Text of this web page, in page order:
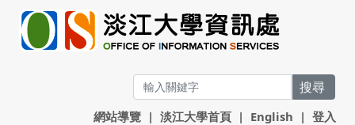
搜尋
網站導覽 | 淡江大學首頁 | English | 登入